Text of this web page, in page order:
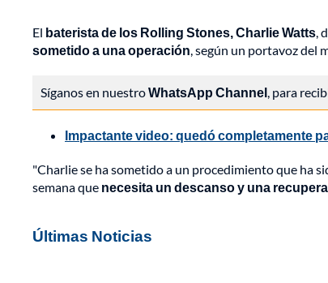
El baterista de los Rolling Stones, Charlie Watts,
sometido a una operación, según un portavoz del
Síganos en nuestroWhatsApp Channel, para
Impactante video: quedó completamente
"Charlie se ha sometido a un procedimiento que ha
semana que necesita un descanso y una
Últimas Noticias